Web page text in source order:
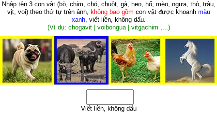
Nhập tên 3 con vật (bò, chim, chó, chuột, gà, heo, hổ, mèo, ngựa, thỏ, trâu,
vịt, voi)theo thứ tự trên ảnh, không bao gồm con vật được khoanh màu
xanh, viết liền, không dấu.
(Ví dụ: chogavit | voibongua | vitgachim ,...)
Viết liền, không dấu